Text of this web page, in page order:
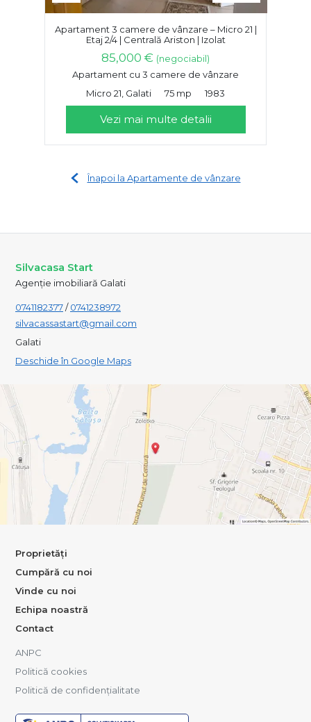
Apartament 3 camere de vânzare – Micro 21 |
Etaj 2/4 | Centrală Ariston | Izolat
85,000 € (negociabil)
Apartament cu 3 camere de vânzare
Micro 21, Galati
75 mp 1983
Vezi mai multe detalii
Înapoi la Apartamente de vânzare
Silvacasa Start
Agenție imobiliară Galati
0741182377/0741238972
silvacassastart@gmail.com
Galati
Deschide în Google Maps
Proprietăți
Cumpără cu noi
Vinde cu noi
Echipa noastră
Contact
ANPC
Politică cookies
Politică de confidențialitate